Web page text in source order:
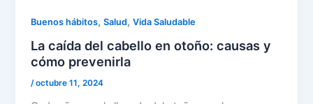
Buenos hábitos,Salud,Vida Saludable
La caída del cabello en otoño: causas y
cómo prevenirla
/octubre 11, 2024